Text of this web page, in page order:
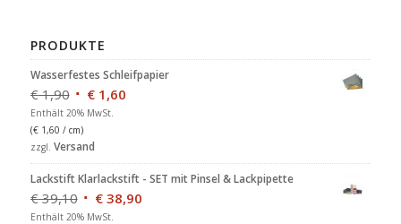
PRODUKTE
Wasserfestes Schleifpapier
€1,90 €1,60
Enthält 20% MwSt.
(€1,60 / cm)
zzgl. Versand
Lackstift Klarlackstift - SET mit Pinsel & Lackpipette
€39,10 €38,90
Enthält 20% MwSt.